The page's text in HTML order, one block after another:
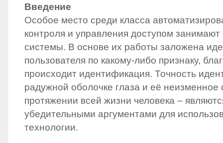
Введение
Особое место среди класса
контроля и управления доступом занимают
системы. В основе их работы заложена
пользователя по какому-либо признаку,
происходит идентификация. Точность
радужной оболочке глаза и её неизменное
протяжении всей жизни человека –
убедительными аргументами для
технологии.